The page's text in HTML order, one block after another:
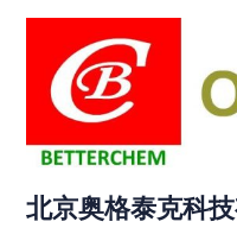
Skip
content
北京奥格泰克科